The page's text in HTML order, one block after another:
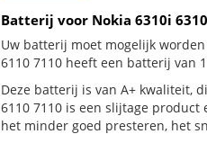
Batterij voor Nokia 6310i
Uw batterij moet mogelijk
6110 7110 heeft een batterij van
Deze batterij is van A+ kwaliteit,
6110 7110 is een slijtage
het minder goed presteren, het